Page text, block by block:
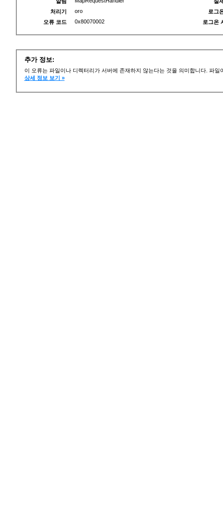
처리기
oro
오류 코드
0x80070002
로그
로그온
추가 정보:
이 오류는 파일이나 디렉터리가 서버에 존재하지 않는다는 것을 의미합니다. 파
상세 정보 보기 »